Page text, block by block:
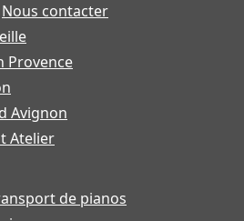
Nous contacter
Provence
Avignon
Atelier
de pianos